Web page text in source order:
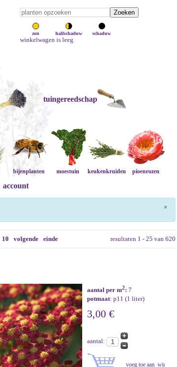
zon halfschaduw schaduw
winkelwagen is leeg
tuingereedschap
bijenplanten moestuin keukenkruiden pioenrozen
account
×
resultaten 1 - 25 van 620
10 volgende einde
aantal per m2: 7
potmaat: p11 (1 liter)
3,00 €
aantal: